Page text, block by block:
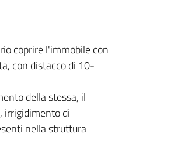
coprire l'immobile con
con distacco di 10-
della stessa, il
irrigidimento di
nella struttura